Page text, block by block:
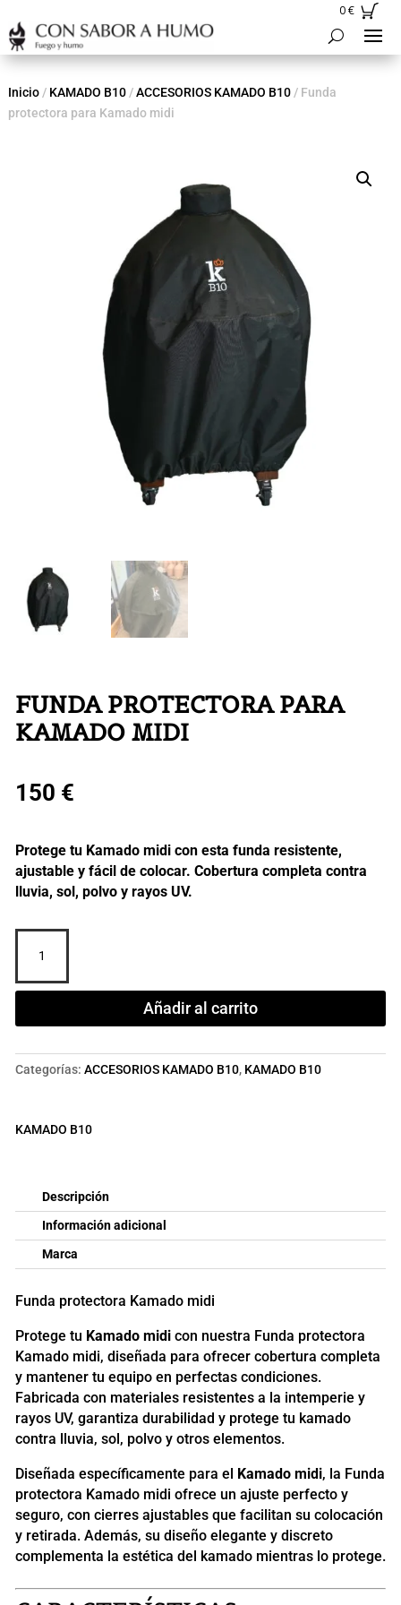
0€
Inicio/ KAMADO B10/ACCESORIOS KAMADO B10/ Funda
protectora para Kamado midi
FUNDA PROTECTORA PARA
KAMADO MIDI
150 €
Protege tu Kamado midi con esta funda resistente,
ajustable y fácil de colocar. Cobertura completa contra
lluvia, sol, polvo y rayos UV.
protectora
para
Añadir al carrito
Categorías: ACCESORIOS KAMADO B10, KAMADO B10
KAMADO B10
Descripción
Información adicional
Marca
Funda protectora Kamado midi
Protege tu Kamado midicon nuestra Funda protectora
Kamado midi, diseñada para ofrecer cobertura completa
y mantener tu equipo en perfectas condiciones.
Fabricada con materiales resistentes a la intemperie y
rayos UV, garantiza durabilidad y protege tu kamado
contra lluvia, sol, polvo y otros elementos.
Diseñada específicamente para el Kamado midi, la Funda
protectora Kamado midi ofrece un ajuste perfecto y
seguro, con cierres ajustables que facilitan su colocación
y retirada. Además, su diseño elegante y discreto
complementa la estética del kamado mientras lo protege.